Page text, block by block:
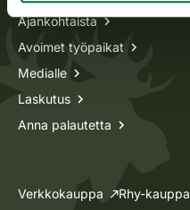
Ajankohtaista
Avoimet työpaikat
Medialle
Laskutus
Anna palautetta
Verkkokauppa Rhy-kauppa